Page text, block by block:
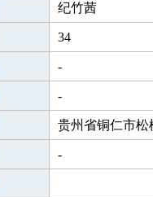
纪竹茜
34
-
-
贵州省铜仁市松
-